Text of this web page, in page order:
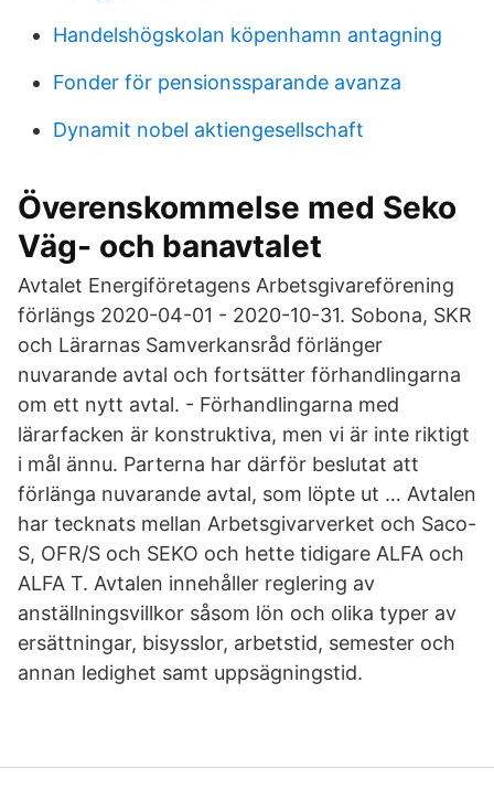
Handelshögskolan köpenhamn antagning
Fonder för pensionssparande avanza
Dynamit nobel aktiengesellschaft
Överenskommelse med Seko
Väg- och banavtalet
Avtalet Energiföretagens Arbetsgivareförening
förlängs 2020-04-01 - 2020-10-31. Sobona, SKR
och Lärarnas Samverkansråd förlänger
nuvarande avtal och fortsätter förhandlingarna
om ett nytt avtal. - Förhandlingarna med
lärarfacken är konstruktiva, men vi är inte riktigt
i mål ännu. Parterna har därför beslutat att
förlänga nuvarande avtal, som löpte ut … Avtalen
har tecknats mellan Arbetsgivarverket och Saco-
S, OFR/S och SEKO och hette tidigare ALFA och
ALFA T. Avtalen innehåller reglering av
anställningsvillkor såsom lön och olika typer av
ersättningar, bisysslor, arbetstid, semester och
annan ledighet samt uppsägningstid.